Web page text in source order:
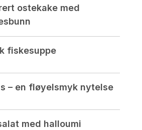
ostekake med
fiskesuppe
– en fløyelsmyk nytelse
med halloumi